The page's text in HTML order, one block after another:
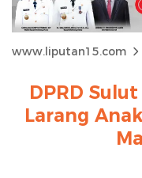
www.liputan15.com
DPRD
Larang